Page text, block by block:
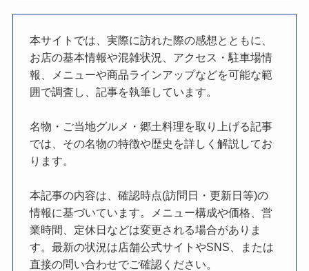
本サイトでは、実際に訪れた際の感想とともに、
お店の基本情報や混雑状況、アクセス・駐車場情
報、メニューや商品ラインアップなどを可能な範
囲で調査し、記事を執筆しています。
名物・ご当地グルメ・郷土料理を取り上げる記事
では、その名物の特徴や歴史を詳しく解説してお
ります。
本記事の内容は、確認時点(訪問日・更新日等)の
情報に基づいています。メニュー構成や価格、営
業時間、定休日などは変更される場合がありま
す。最新の状況は店舗公式サイトやSNS、または
直接の問い合わせでご確認ください。